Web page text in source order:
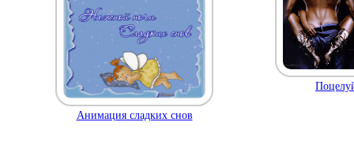
Анимация сладких снов